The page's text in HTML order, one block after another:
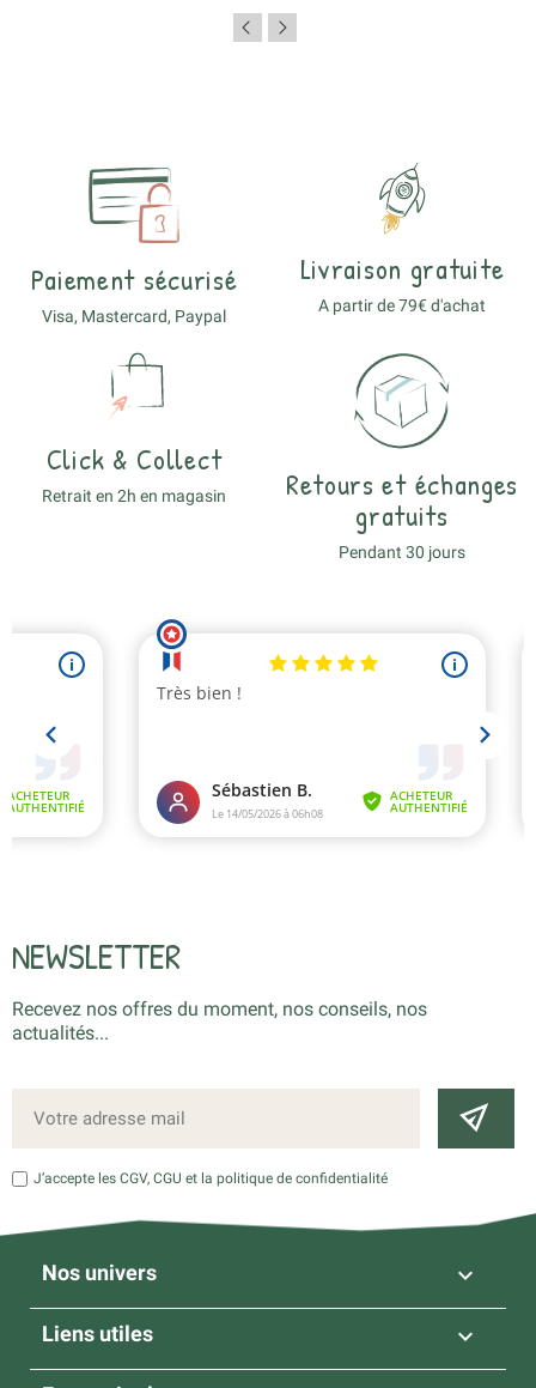
Paiement sécurisé
Visa, Mastercard, Paypal
Livraison gratuite
A partir de 79€ d'achat
Click & Collect
Retrait en 2h en magasin
Retours et échanges
gratuits
Pendant 30 jours
NEWSLETTER
Recevez nos offres du moment, nos conseils, nos
actualités...
J’accepte les CGV, CGU et la politique de confidentialité
Nos univers 
Liens utiles 